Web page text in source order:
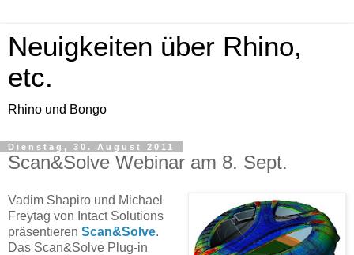
Neuigkeiten über Rhino,
etc.
Rhino und Bongo
Dienstag, 30. August 2011
Scan&Solve Webinar am 8. Sept.
Vadim Shapiro und Michael
Freytag von Intact Solutions
präsentieren Scan&Solve.
Das Scan&Solve Plug-in